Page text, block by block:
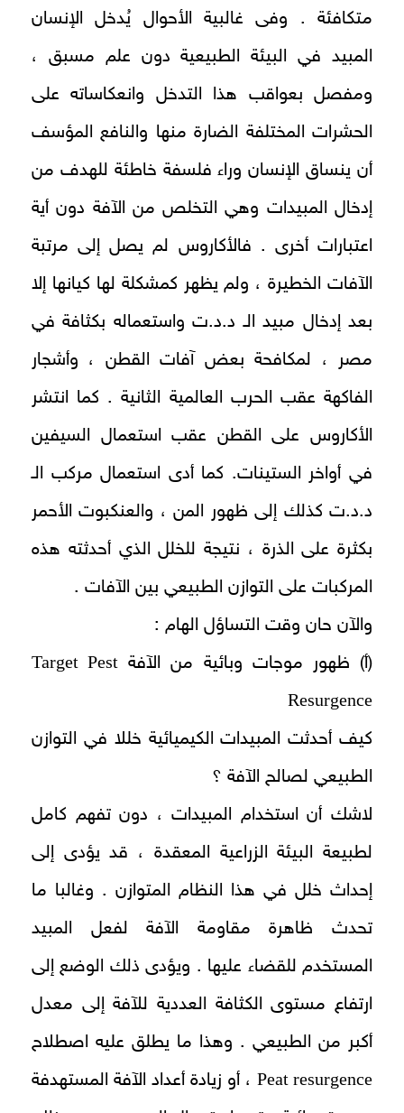
متكافئة . وفى غالبية الأحوال يُدخل الإنسان
المبيد في البيئة الطبيعية دون علم مسبق ،
ومفصل بعواقب هذا التدخل وانعكاساته على
الحشرات المختلفة الضارة منها والنافع المؤسف
أن ينساق الإنسان وراء فلسفة خاطئة للهدف من
إدخال المبيدات وهي التخلص من الآفة دون أية
اعتبارات أخرى . فالأكاروس لم يصل إلى مرتبة
الآفات الخطيرة ، ولم يظهر كمشكلة لها كيانها إلا
بعد إدخال مبيد الـ د.د.ت واستعماله بكثافة في
مصر ، لمكافحة بعض آفات القطن ، وأشجار
الفاكهة عقب الحرب العالمية الثانية . كما انتشر
الأكاروس على القطن عقب استعمال السيفين
في أواخر الستينات. كما أدى استعمال مركب الـ
د.د.ت كذلك إلى ظهور المن ، والعنكبوت الأحمر
بكثرة على الذرة ، نتيجة للخلل الذي أحدثته هذه
المركبات على التوازن الطبيعي بين الآفات .
والآن حان وقت التساؤل الهام :
(أ) ظهور موجات وبائية من الآفة Target Pest
Resurgence
كيف أحدثت المبيدات الكيميائية خللا في التوازن
الطبيعي لصالح الآفة ؟
لاشك أن استخدام المبيدات ، دون تفهم كامل
لطبيعة البيئة الزراعية المعقدة ، قد يؤدى إلى
إحداث خلل في هذا النظام المتوازن . وغالبا ما
تحدث ظاهرة مقاومة الآفة لفعل المبيد
المستخدم للقضاء عليها . ويؤدى ذلك الوضع إلى
ارتفاع مستوى الكثافة العددية للآفة إلى معدل
أكبر من الطبيعي . وهذا ما يطلق عليه اصطلاح
Peat resurgence ، أو زيادة أعداد الآفة المستهدفة